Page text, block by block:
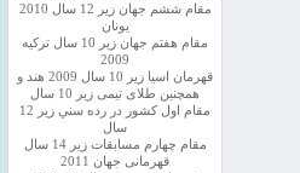
مقام ششم جهان زیر 12 سال 2010
یونان
مقام هفتم جهان زیر 10 سال ترکیه
2009
قهرمان اسيا زیر 10 سال 2009 هند و
همچنین طلای تیمی زیر 10 سال
مقام اول كشور در رده سني زير 12
سال
مقام چهارم مسابقات زیر 14 سال
قهرمانی جهان 2011